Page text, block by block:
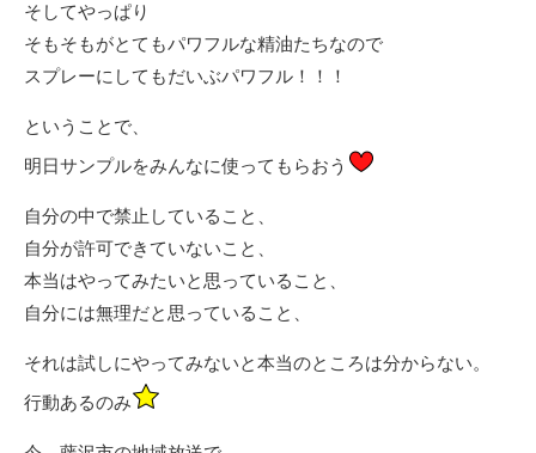
そしてやっぱり
そもそもがとてもパワフルな精油たちなので
スプレーにしてもだいぶパワフル！！！
ということで、
明日サンプルをみんなに使ってもらおう
自分の中で禁止していること、
自分が許可できていないこと、
本当はやってみたいと思っていること、
自分には無理だと思っていること、
それは試しにやってみないと本当のところは分からない。
行動あるのみ